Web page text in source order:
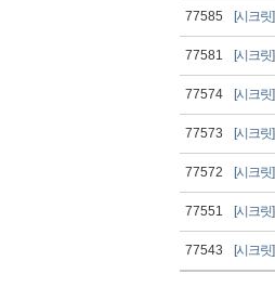
77585 [시크릿]
77581 [시크릿]
77574 [시크릿]
77573 [시크릿]
77572 [시크릿]
77551 [시크릿]
77543 [시크릿]